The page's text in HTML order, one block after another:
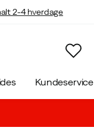
2-4 hverdage
Kundeservice